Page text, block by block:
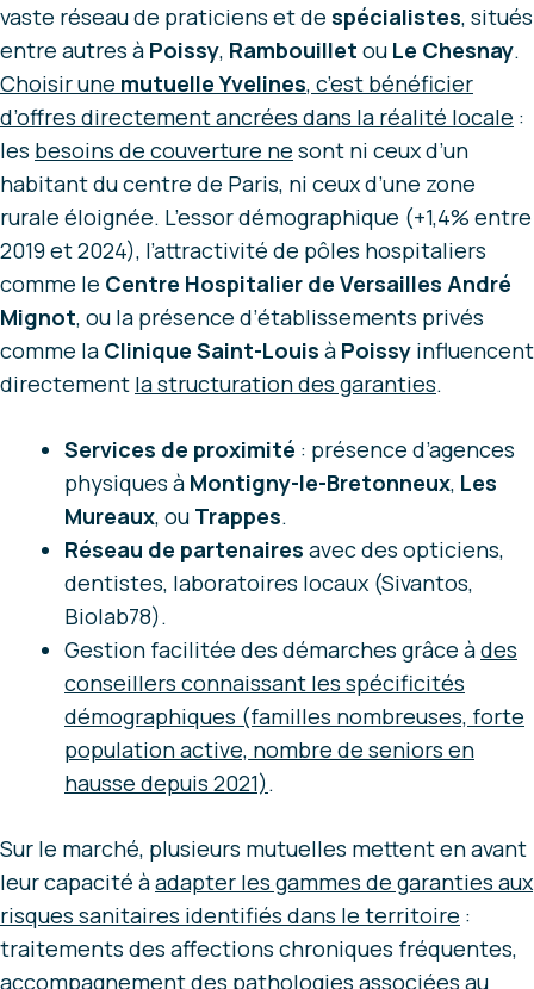
vaste réseau de praticiens et de spécialistes, situés
entre autres à Poissy, Rambouillet ou Le Chesnay.
Choisir une mutuelle Yvelines, c’est bénéficier
d’offres directement ancrées dans la réalité locale :
les besoins de couverture ne sont ni ceux d’un
habitant du centre de Paris, ni ceux d’une zone
rurale éloignée. L’essor démographique (+1,4% entre
2019 et 2024), l’attractivité de pôles hospitaliers
comme le Centre Hospitalier de Versailles André
Mignot, ou la présence d’établissements privés
comme la Clinique Saint-Louis à Poissy influencent
directement la structuration des garanties.
Services de proximité : présence d’agences
physiques à Montigny-le-Bretonneux, Les
Mureaux, ou Trappes.
Réseau de partenaires avec des opticiens,
dentistes, laboratoires locaux (Sivantos,
Biolab78).
Gestion facilitée des démarches grâce àdes
conseillers connaissant les spécificités
démographiques (familles nombreuses, forte
population active, nombre de seniors en
hausse depuis 2021).
Sur le marché, plusieurs mutuelles mettent en avant
leur capacité àadapter les gammes de garanties aux
risques sanitaires identifiés dans le territoire :
traitements des affections chroniques fréquentes,
accompagnement des pathologies associées au